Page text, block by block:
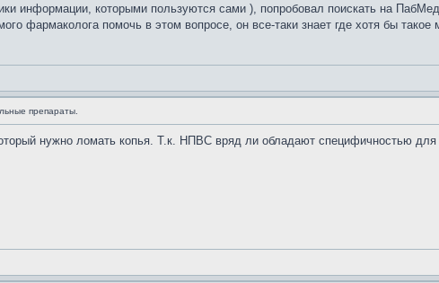
информации, которыми пользуются сами ), попробовал поискать на
фармаколога помочь в этом вопросе, он все-таки знает где хотя бы такое
препараты.
нужно ломать копья. Т.к. НПВС вряд ли обладают специфичностью